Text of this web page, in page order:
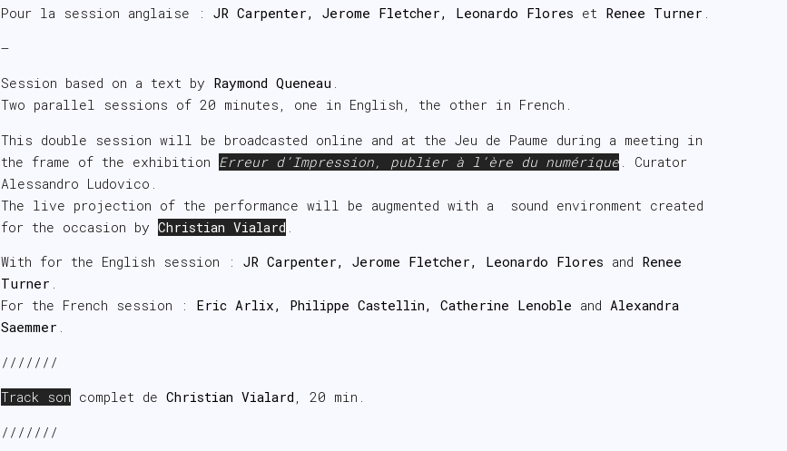
Pour la session anglaise :JR Carpenter, Jerome Fletcher, Leonardo Flores et Renee Turner .
—
Session based on a text by Raymond Queneau .
Two parallel sessions of 20 minutes, one in English, the other in French.
This double session will be broadcasted online and at the Jeu de Paume during a meeting in
the frame of the exhibition Erreur d’Impression, publier à l’ère du numérique . Curator
Alessandro Ludovico.
The live projection of the performance will be augmented with a sound environment created
for the occasion byChristian Vialard
With for the English session :JR Carpenter, Jerome Fletcher, Leonardo Flores and Renee
Turner .
For the French session : Eric Arlix, Philippe Castellin, Catherine Lenoble andAlexandra
Saemmer .
///////
Track son complet deChristian Vialard , 20 min.
///////